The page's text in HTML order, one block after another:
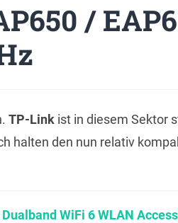
/
TP-Linkist in diesem Sektor
halten den nun relativ
WiFi 6 WLAN